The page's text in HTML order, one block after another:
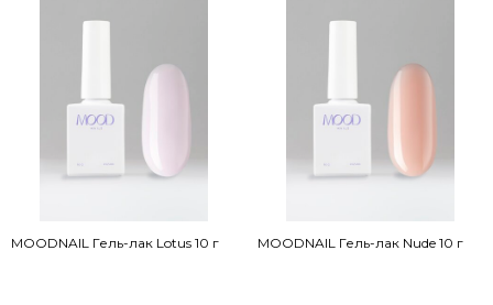
MOODNAIL Гель-лак Lotus 10 г MOODNAIL Гель-лак Nude 10 г